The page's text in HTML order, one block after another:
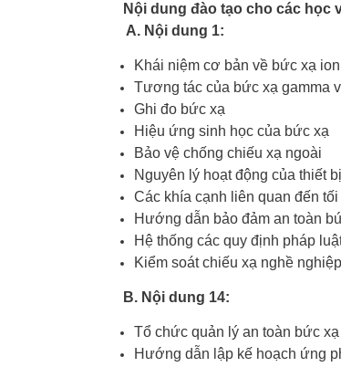
Nội dung đào tạo cho các học
A. Nội dung 1:
Khái niệm cơ bản về bức xạ
Tương tác của bức xạ gamma
Ghi đo bức xạ
Hiệu ứng sinh học của bức xạ
Bảo vệ chống chiếu xạ ngoài
Nguyên lý hoạt động của thiết
Các khía cạnh liên quan đến
Hướng dẫn bảo đảm an toàn
Hệ thống các quy định pháp
Kiểm soát chiếu xạ nghề
B. Nội dung 14:
Tổ chức quản lý an toàn bức
Hướng dẫn lập kế hoạch ứng